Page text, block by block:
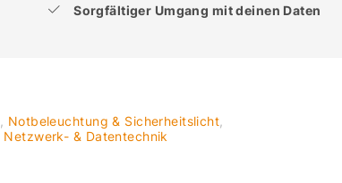
Sorgfältiger Umgang mit deinen Daten
Notbeleuchtung & Sicherheitslicht
Netzwerk- & Datentechnik